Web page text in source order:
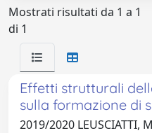
Mostrati risultati da 1 a 1
di 1
Effetti strutturali
sulla formazione di
2019/2020 LEUSCIATTI,